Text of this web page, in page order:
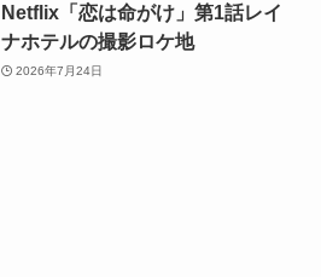
Netflix「恋は命がけ」第1話レイ
ナホテルの撮影ロケ地
2026年7月24日